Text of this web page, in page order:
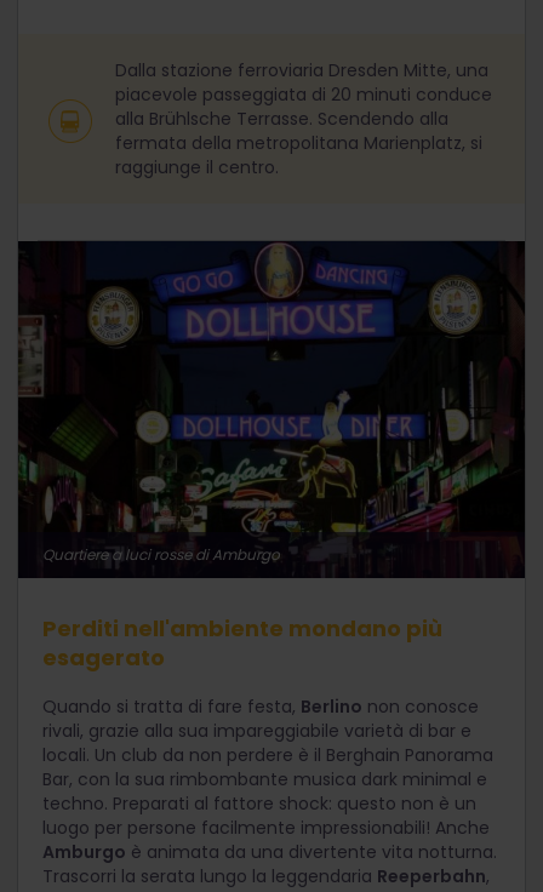
Dalla stazione ferroviaria Dresden Mitte, una
piacevole passeggiata di 20 minuti conduce
alla Brühlsche Terrasse. Scendendo alla
fermata della metropolitana Marienplatz, si
raggiunge il centro.
Quartiere a luci rosse di Amburgo
Perditi nell'ambiente mondano più
esagerato
Quando si tratta di fare festa, Berlino non conosce
rivali, grazie alla sua impareggiabile varietà di bar e
locali. Un club da non perdere è il Berghain Panorama
Bar, con la sua rimbombante musica dark minimal e
techno. Preparati al fattore shock: questo non è un
luogo per persone facilmente impressionabili! Anche
Amburgo è animata da una divertente vita notturna.
Trascorri la serata lungo la leggendaria Reeperbahn,